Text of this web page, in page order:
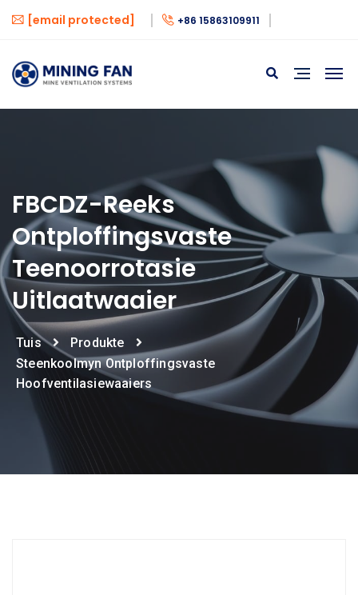
[email protected] +86 15863109911
FBCDZ-Reeks
Ontploffingsvaste
Teenoorrotasie
Uitlaatwaaier
Tuis
Produkte
Steenkoolmyn Ontploffingsvaste
Hoofventilasiewaaiers